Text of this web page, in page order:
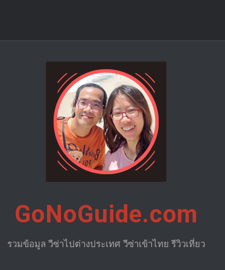
GoNoGuide.com
รวมข้อมูล วีซ่าไปต่างประเทศ วีซ่าเข้าไทย รีวิวเที่ยว